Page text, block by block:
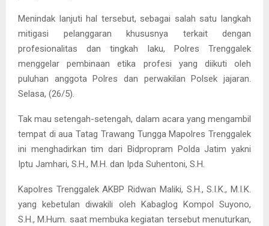
Menindak lanjuti hal tersebut, sebagai salah satu langkah
mitigasi pelanggaran khususnya terkait dengan
profesionalitas dan tingkah laku, Polres Trenggalek
menggelar pembinaan etika profesi yang diikuti oleh
puluhan anggota Polres dan perwakilan Polsek jajaran.
Selasa, (26/5).
Tak mau setengah-setengah, dalam acara yang mengambil
tempat di aua Tatag Trawang Tungga Mapolres Trenggalek
ini menghadirkan tim dari Bidpropram Polda Jatim yakni
Iptu Jamhari, S.H., M.H. dan Ipda Suhentoni, S.H.
Kapolres Trenggalek AKBP Ridwan Maliki, S.H., S.I.K., M.I.K.
yang kebetulan diwakili oleh Kabaglog Kompol Suyono,
S.H., M.Hum. saat membuka kegiatan tersebut menuturkan,